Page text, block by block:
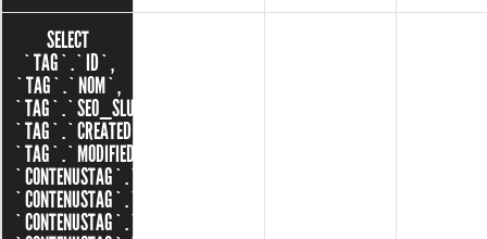
SELECT
`TAG`.`ID`,
`TAG`.`NOM`,
`TAG`.`SEO_SLUG`,
`TAG`.`CREATED`,
`TAG`.`MODIFIED`,
`CONTENUSTAG`.`ID`,
`CONTENUSTAG`.`CONTENU_ID`,
`CONTENUSTAG`.`TAG_ID`,